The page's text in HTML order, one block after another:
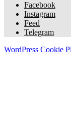
Facebook
Instagram
Feed
Telegram
WordPress Cookie